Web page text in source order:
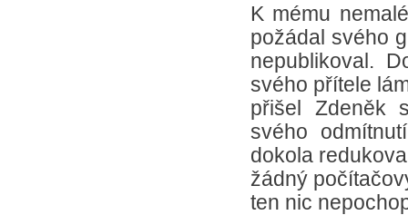
K mému
požádal svého
nepublikoval.
svého přítele
přišel Zdeněk
svého
dokola
žádný
ten nic